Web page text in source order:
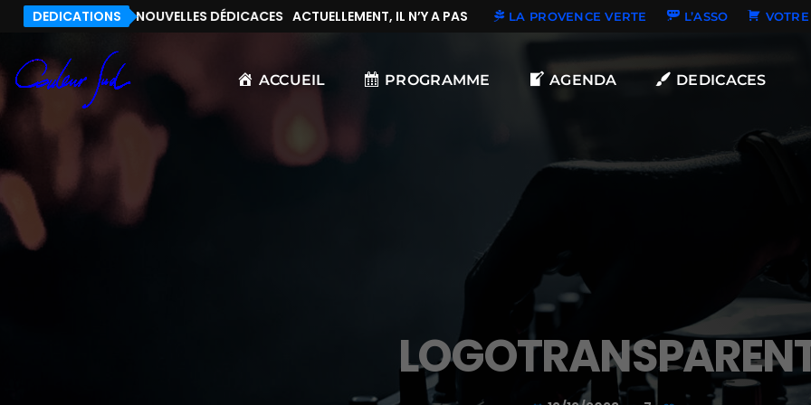
DEDICATIONS
IL N’Y A PAS DE NOUVELLES DÉDICACES ACTUELLEMENT, IL N’Y A PAS DE NOUVELLES DÉDICACES
LA PROVENCE VERTE L’ASSO
ACCUEIL PROGRAMME AGENDA DEDICACES